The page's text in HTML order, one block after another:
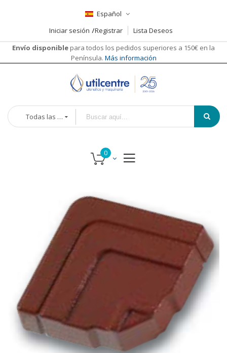
Español
Iniciar sesión
Registrar
Lista Deseos
Envío disponible para todos los pedidos superiores a 150€ en la
Península. Más información
Todas las categorías